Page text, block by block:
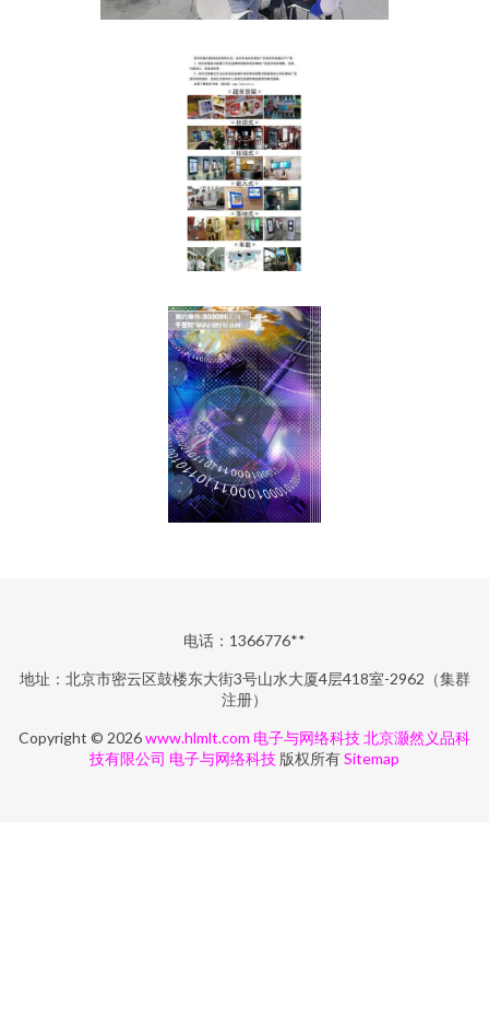
电话：1366776**
地址：北京市密云区鼓楼东大街3号山水大厦4层418室-2962（集群
注册）
Copyright © 2026www.hlmlt.com 电子与网络科技‌北京灏然义品科
技有限公司 电子与网络科技‌ 版权所有Sitemap